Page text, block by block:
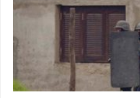
la
concubina;
amenazó
con
asesinarla
quitarse
la